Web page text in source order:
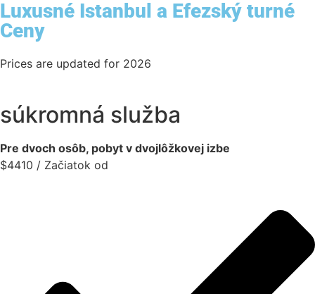
Luxusné Istanbul a Efezský turné
Ceny
Prices are updated for 2026
súkromná služba
Pre dvoch osôb, pobyt v dvojlôžkovej izbe
$4410 / Začiatok od